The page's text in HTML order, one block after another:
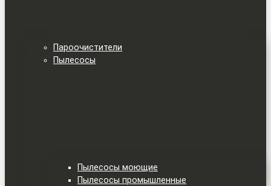
Пароочистители
Пылесосы
Пылесосы моющие
Пылесосы промышленные